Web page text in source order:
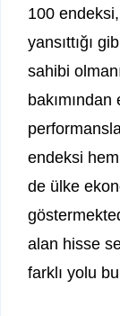
100
yansıttığı
sahibi
endeksi
de ülke
alan hisse
farklı yolu